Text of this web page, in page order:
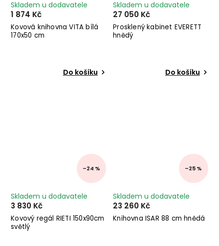
Kovová knihovna VITA bílá
170x50 cm
Skladem u dodavatele
1 874 Kč
Do košíku
Prosklený kabinet EVERETT
hnědý
Skladem u dodavatele
27 050 Kč
Do košíku
–24 %
Kovový regál RIETI 150x90cm
světlý
Skladem u dodavatele
3 830 Kč
–25 %
Knihovna ISAR 88 cm hnědá
Skladem u dodavatele
23 260 Kč